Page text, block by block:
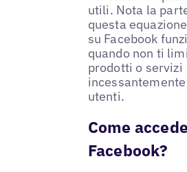
utili. Nota la
questa
su Facebook
quando non ti
prodotti o servizi
utenti.
Come
Facebook?